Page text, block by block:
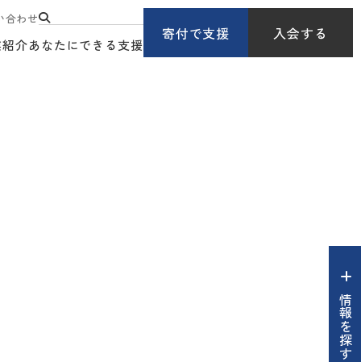
合わせ
介あなたにできる支援
寄付で支援 入会する
情報を探す